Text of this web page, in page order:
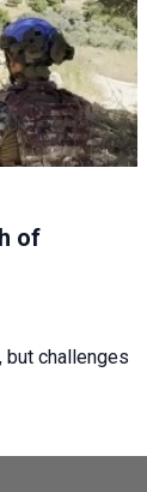
of
but challenges